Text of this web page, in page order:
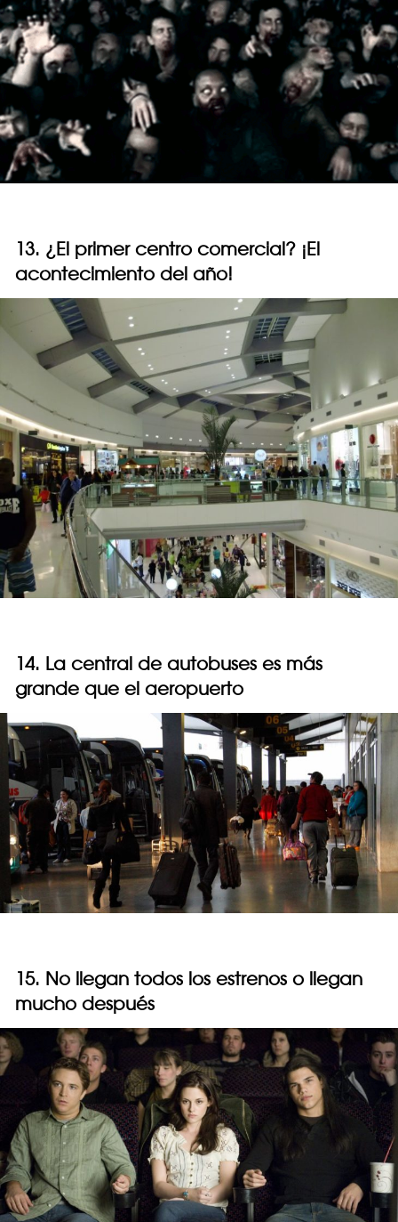
13. ¿El primer centro comercial? ¡El
acontecimiento del año!
14. La central de autobuses es más
grande que el aeropuerto
15. No llegan todos los estrenos o llegan
mucho después